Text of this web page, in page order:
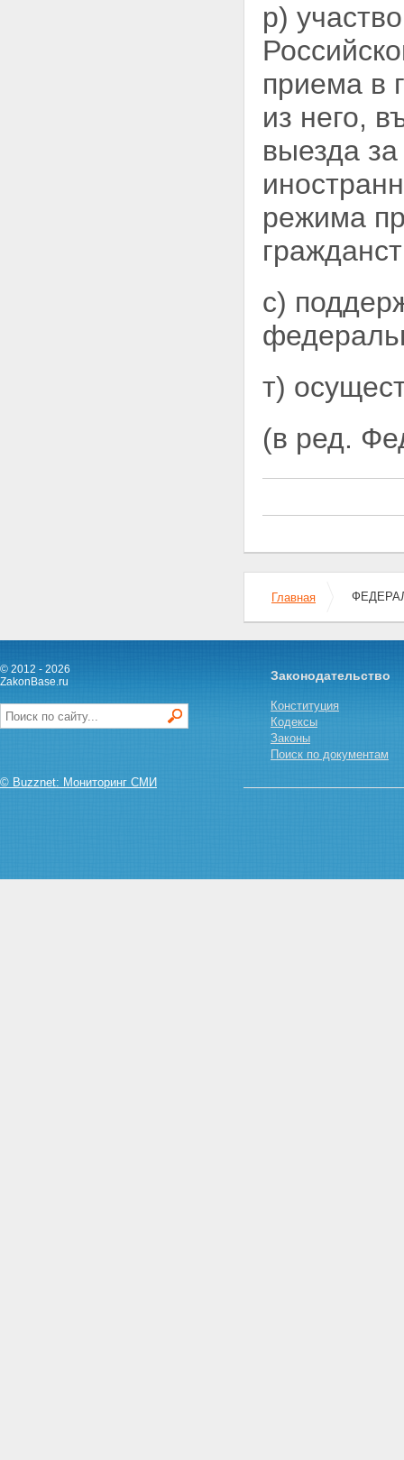
р)
приема в
из него,
выезда
режима
с)
т)
(в ред.
Главная
© 2012 - 2026
ZakonBase.ru
© Buzznet: Мониторинг СМИ
Законодательство
Конституция
Кодексы
Законы
Поиск по документам